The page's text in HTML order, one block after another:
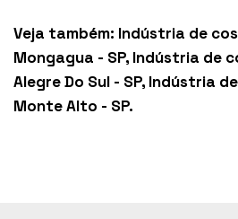
Veja também: Indústria de
Mongagua - SP, Indústria de
Alegre Do Sul - SP, Indústria
Monte Alto - SP.